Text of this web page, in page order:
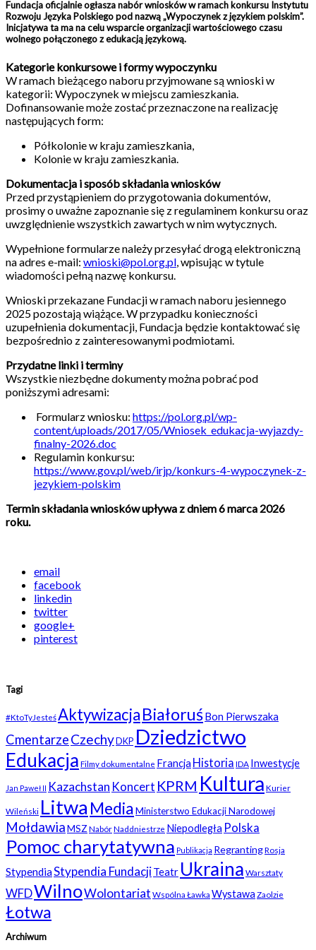
Fundacja oficjalnie ogłasza nabór wniosków w ramach konkursu Instytutu
Rozwoju Języka Polskiego pod nazwą „Wypoczynek z językiem polskim”.
Inicjatywa ta ma na celu wsparcie organizacji wartościowego czasu
wolnego połączonego z edukacją językową.
Kategorie konkursowe i formy wypoczynku
W ramach bieżącego naboru przyjmowane są wnioski w
kategorii: Wypoczynek w miejscu zamieszkania.
Dofinansowanie może zostać przeznaczone na realizację
następujących form:
Półkolonie w kraju zamieszkania,
Kolonie w kraju zamieszkania.
Dokumentacja i sposób składania wniosków
Przed przystąpieniem do przygotowania dokumentów,
prosimy o uważne zapoznanie się z regulaminem konkursu oraz
uwzględnienie wszystkich zawartych w nim wytycznych.
Wypełnione formularze należy przesyłać drogą elektroniczną
na adres e-mail: wnioski@pol.org.pl, wpisując w tytule
wiadomości pełną nazwę konkursu.
Wnioski przekazane Fundacji w ramach naboru jesiennego
2025 pozostają wiążące. W przypadku konieczności
uzupełnienia dokumentacji, Fundacja będzie kontaktować się
bezpośrednio z zainteresowanymi podmiotami.
Przydatne linki i terminy
Wszystkie niezbędne dokumenty można pobrać pod
poniższymi adresami:
Formularz wniosku: https://pol.org.pl/wp-
content/uploads/2017/05/Wniosek_edukacja-wyjazdy-
finalny-2026.doc
Regulamin konkursu:
https://www.gov.pl/web/irjp/konkurs-4-wypoczynek-z-
jezykiem-polskim
Termin składania wniosków upływa z dniem 6 marca 2026
roku.
email
facebook
linkedin
twitter
google+
pinterest
Tagi
#KtoTyJesteśAktywizacjaBiałoruśBon Pierwszaka
CmentarzeCzechy DKP Dziedzictwo
Edukacja Filmy dokumentalne Francja Historia IDA Inwestycje
Jan Paweł II Kazachstan Koncert KPRM Kultura Kurier
Wileński Litwa MediaMinisterstwo Edukacji Narodowej
MołdawiaMSZ NabórNaddniestrze Niepodległa Polska
Pomoc charytatywna Publikacja RegrantingRosja
StypendiaStypendia FundacjiTeatr Ukraina Warsztaty
WFDWilnoWolontariat Wspólna Ławka Wystawa Zaolzie
Łotwa
Archiwum